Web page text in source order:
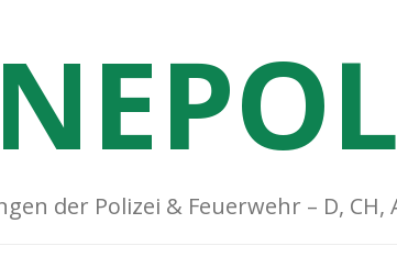
der Polizei & Feuerwehr – D, CH,